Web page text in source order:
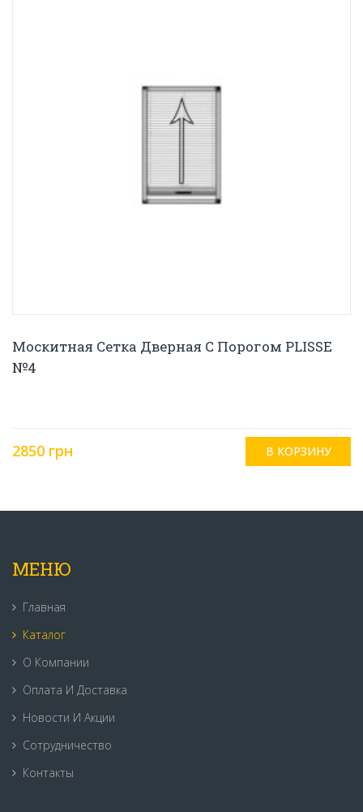
Москитная Сетка Дверная С Порогом PLISSE
№4
2850 грн
МЕНЮ
Главная
Каталог
О Компании
Оплата И Доставка
Новости И Акции
Сотрудничество
Контакты